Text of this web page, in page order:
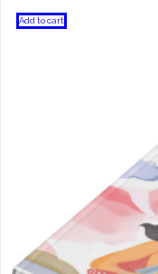
Add to cart